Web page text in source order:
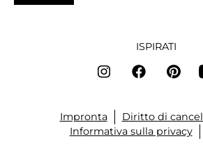
ISPIRATI
Impronta
Diritto di
Informativa sulla privacy